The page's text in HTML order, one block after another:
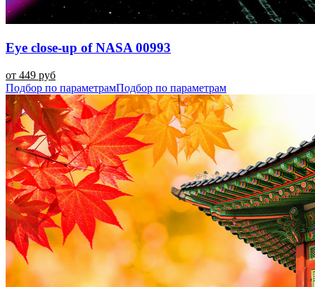
Eye close-up of NASA 00993
от 449 руб
Подбор по параметрамПодбор по параметрам